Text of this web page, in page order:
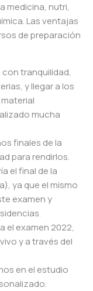
medicina, nutri,
Las ventajas
de preparación
tranquilidad,
y llegar a los
mucha
finales de la
para rendirlos.
el final de la
ya que el mismo
examen y
el examen 2022,
y a través del
en el estudio